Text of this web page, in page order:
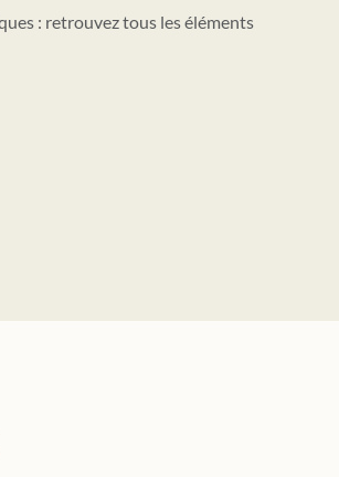
: retrouvez tous les éléments